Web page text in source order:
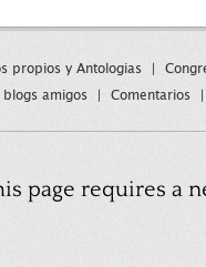
propios y Antologias
blogs amigos Comentarios
page requires a